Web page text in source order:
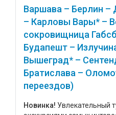
Варшава – Берлин –
– Карловы Вары* –
сокровищница
Будапешт –
Вышеград* –
Братислава –
переездов)
Новинка! Увлекательный